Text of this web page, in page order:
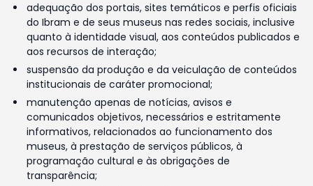
adequação dos portais, sites temáticos e perfis oficiais
do Ibram e de seus museus nas redes sociais, inclusive
quanto à identidade visual, aos conteúdos publicados e
aos recursos de interação;
suspensão da produção e da veiculação de conteúdos
institucionais de caráter promocional;
manutenção apenas de notícias, avisos e
comunicados objetivos, necessários e estritamente
informativos, relacionados ao funcionamento dos
museus, à prestação de serviços públicos, à
programação cultural e às obrigações de
transparência;